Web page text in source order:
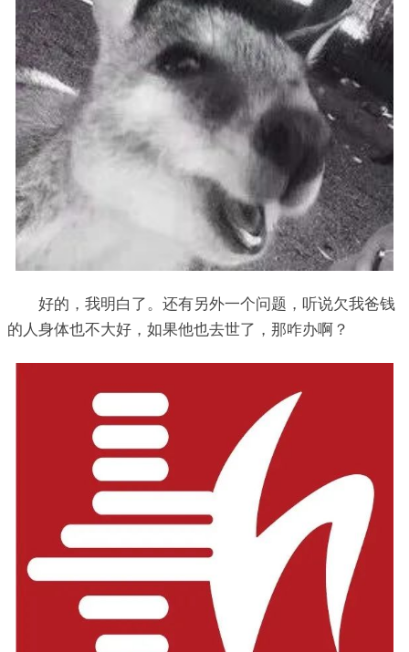
好的，我明白了。还有另外一个问题，听说欠我爸钱
的人身体也不大好，如果他也去世了，那咋办啊？